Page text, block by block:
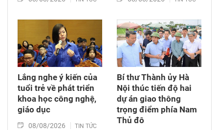
Lắng nghe ý kiến của
tuổi trẻ về phát triển
khoa học công nghệ,
giáo dục
08/08/2026 TIN TỨC
Bí thư Thành ủy Hà
Nội thúc tiến độ hai
dự án giao thông
trọng điểm phía Nam
Thủ đô